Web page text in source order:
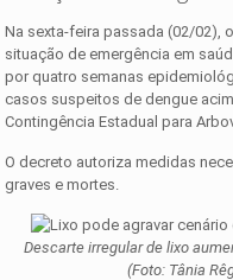
Na sexta-feira passada (02/02),
situação de emergência em
por quatro semanas
casos suspeitos de dengue
Contingência Estadual para
O decreto autoriza medidas
graves e mortes.
Descarte irregular de lixo
(Foto: Tânia